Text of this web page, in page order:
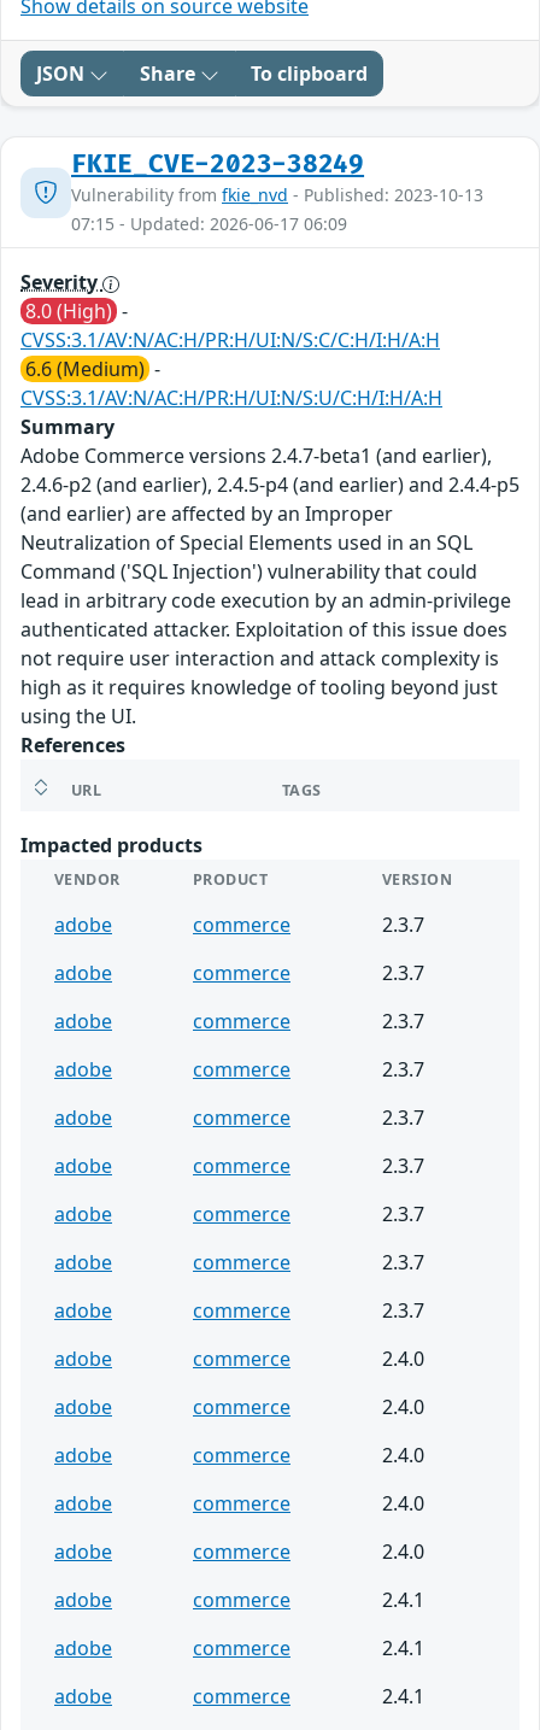
Show details on source website
JSON Share To clipboard
FKIE_CVE-2023-38249
Vulnerability from fkie_nvd - Published: 2023-10-13
07:15 - Updated: 2026-06-17 06:09
Severity
8.0 (High) -
CVSS:3.1/AV:N/AC:H/PR:H/UI:N/S:C/C:H/I:H/A:H
6.6 (Medium) -
CVSS:3.1/AV:N/AC:H/PR:H/UI:N/S:U/C:H/I:H/A:H
Summary
Adobe Commerce versions 2.4.7-beta1 (and earlier),
2.4.6-p2 (and earlier), 2.4.5-p4 (and earlier) and 2.4.4-p5
(and earlier) are affected by an Improper
Neutralization of Special Elements used in an SQL
Command ('SQL Injection') vulnerability that could
lead in arbitrary code execution by an admin-privilege
authenticated attacker. Exploitation of this issue does
not require user interaction and attack complexity is
high as it requires knowledge of tooling beyond just
using the UI.
References
URL TAGS
Impacted products
VENDOR PRODUCT VERSION
adobe commerce
2.3.7
adobe
commerce
2.3.7
adobe
commerce
2.3.7
adobe
commerce
2.3.7
adobe
commerce
2.3.7
adobe
commerce
2.3.7
adobe
commerce
2.3.7
adobe
commerce
2.3.7
adobe
commerce
2.3.7
adobe
commerce
2.4.0
adobe
commerce
2.4.0
adobe
commerce
2.4.0
adobe
commerce
2.4.0
adobe
commerce
2.4.0
adobe
commerce
2.4.1
adobe
commerce
2.4.1
adobe
commerce
2.4.1